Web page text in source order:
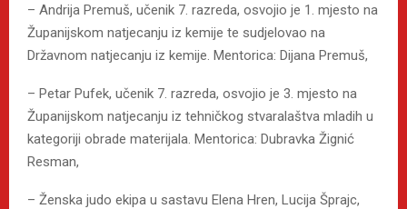
– Andrija Premuš, učenik 7. razreda, osvojio je 1. mjesto na
Županijskom natjecanju iz kemije te sudjelovao na
Državnom natjecanju iz kemije. Mentorica: Dijana Premuš,
– Petar Pufek, učenik 7. razreda, osvojio je 3. mjesto na
Županijskom natjecanju iz tehničkog stvaralaštva mladih u
kategoriji obrade materijala. Mentorica: Dubravka Žignić
Resman,
– Ženska judo ekipa u sastavu Elena Hren, Lucija Šprajc,